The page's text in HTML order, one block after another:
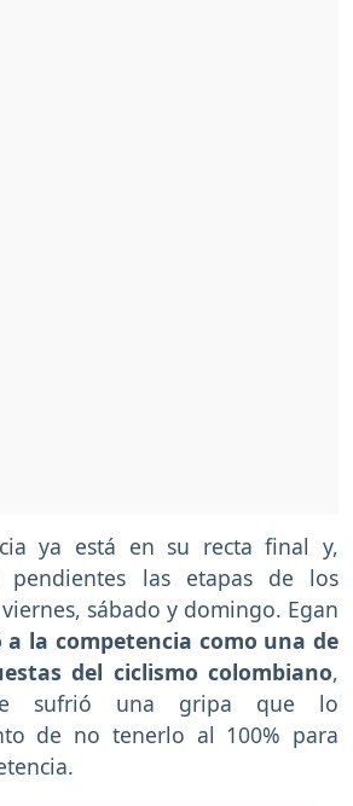
ya está en su recta final y,
pendientes las etapas de los
sábado y domingo. Egan
a la competencia como una de
del ciclismo colombiano,
sufrió una gripa que lo
de no tenerlo al 100% para